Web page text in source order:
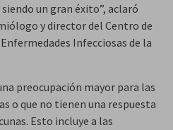
un gran éxito”, aclaró
y director del Centro de
Infecciosas de la
preocupación mayor para las
o que no tienen una respuesta
Esto incluye a las